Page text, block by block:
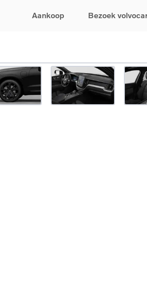
Aankoop
EX30
EX40
EC40
Elektrische
Plug-
Mild hybrid
Bezoek
samen
Financieren
Verzekeringen